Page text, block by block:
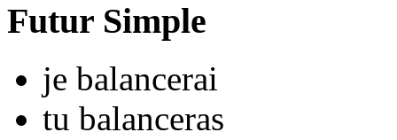
Futur Simple
je balancerai
tu balanceras